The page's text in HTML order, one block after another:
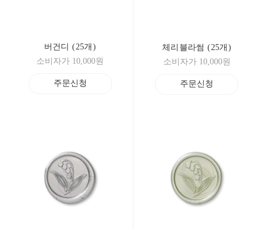
버건디 (25개)
소비자가 10,000원
주문신청
체리블라썸 (25개)
소비자가 10,000원
주문신청